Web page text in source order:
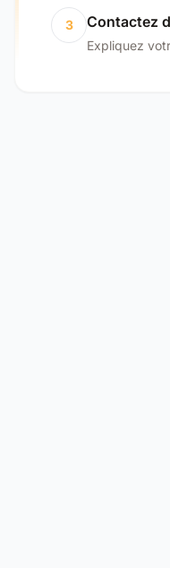
3 Contactez
Expliquez